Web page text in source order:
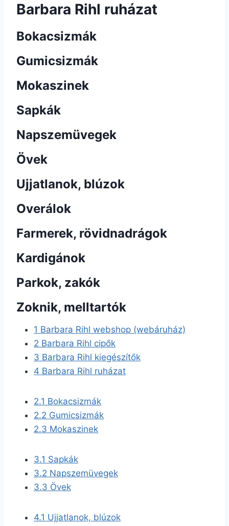
Barbara Rihl ruházat
Bokacsizmák
Gumicsizmák
Mokaszinek
Sapkák
Napszemüvegek
Övek
Ujjatlanok, blúzok
Overálok
Farmerek, rövidnadrágok
Kardigánok
Parkok, zakók
Zoknik, melltartók
1 Barbara Rihl webshop (webáruház)
2 Barbara Rihl cipők
3 Barbara Rihl kiegészítők
4 Barbara Rihl ruházat
2.1 Bokacsizmák
2.2 Gumicsizmák
2.3 Mokaszinek
3.1 Sapkák
3.2 Napszemüvegek
3.3 Övek
4.1 Ujjatlanok, blúzok